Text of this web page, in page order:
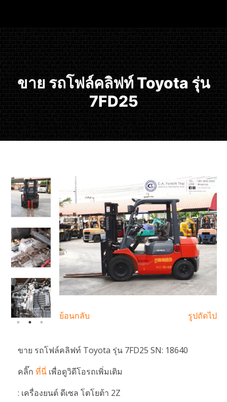
ขาย รถโฟล์คลิฟท์ Toyota รุ่น
7FD25
ย้อนกลับ รูปถัดไป
ขาย รถโฟล์คลิฟท์ Toyota รุ่น 7FD25 SN: 18640
คลิ๊ก ที่นี่ เพื่อดูวิดีโอรถเพิ่มเติม
: เครื่องยนต์ ดีเซล โตโยต้า 2Z